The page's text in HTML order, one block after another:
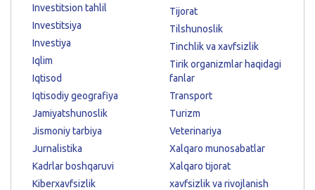
Investitsion tahlil
Investitsiya
Investiya
Iqlim
Iqtisod
Iqtisodiy geografiya
Jamiyatshunoslik
Jismoniy tarbiya
Jurnalistika
Kadrlar boshqaruvi
Kiberxavfsizlik
Tijorat
Tilshunoslik
Tinchlik va xavfsizlik
Tirik organizmlar haqidagi
fanlar
Transport
Turizm
Veterinariya
Xalqaro munosabatlar
Xalqaro tijorat
xavfsizlik va rivojlanish